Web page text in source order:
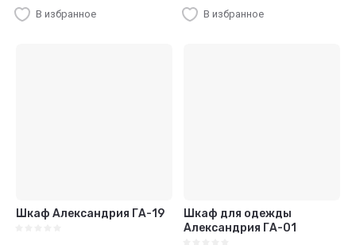
В избранное В избранное
Шкаф Александрия ГА-19
Шкаф для одежды
Александрия ГА-01